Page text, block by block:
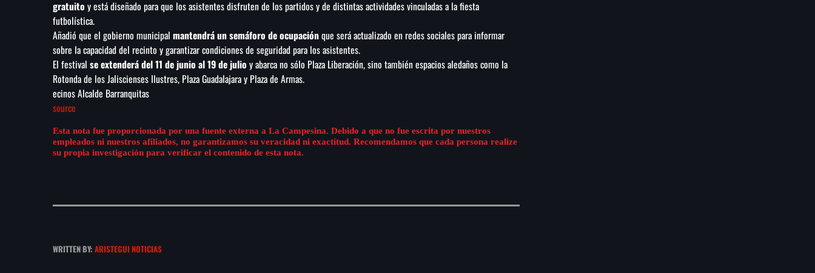
gratuito y está diseñado para que los asistentes disfruten de los partidos y de distintas actividades vinculadas a la fiesta
futbolística.
Añadió que el gobierno municipal mantendrá un semáforo de ocupaciónque será actualizado en redes sociales para informar
sobre la capacidad del recinto y garantizar condiciones de seguridad para los asistentes.
El festival se extenderá del 11 de junio al 19 de julio y abarca no sólo Plaza Liberación, sino también espacios aledaños como la
Rotonda de los Jaliscienses Ilustres, Plaza Guadalajara y Plaza de Armas.
ecinos Alcalde Barranquitas
source
Esta nota fue proporcionada por una fuente externa a La Campesina. Debido a que no fue escrita por nuestros
empleados ni nuestros afiliados, no garantizamos su veracidad ni exactitud. Recomendamos que cada persona realize
su propia investigación para verificar el contenido de esta nota.
WRITTEN BY: ARISTEGUI NOTICIAS